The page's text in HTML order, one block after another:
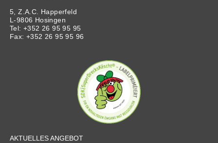
5, Z.A.C. Happerfeld
L-9806 Hosingen
Tel: +352 26 95 95 95
Fax: +352 26 95 95 96
AKTUELLES ANGEBOT